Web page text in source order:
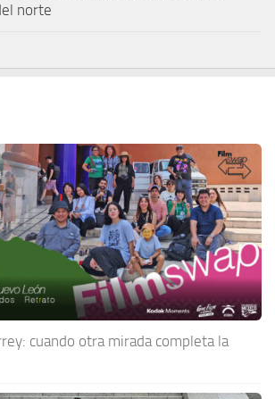
norte
cuando otra mirada completa la